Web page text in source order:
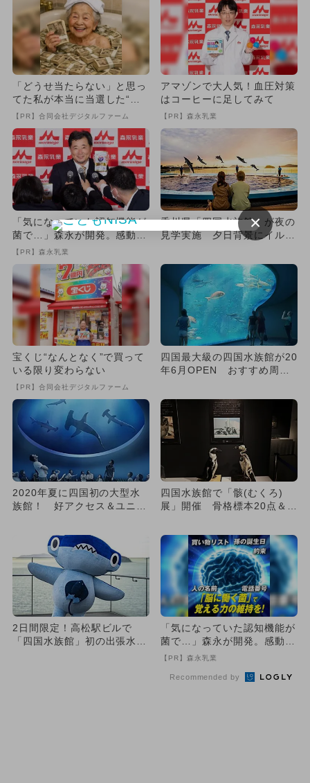
「どうせ当たらない」と思っ
てた私が本当に当選した“買
い方”がこれ
【PR】合同会社デジタルファーム
アマゾンで大人気！血圧対策
はコーヒーに足してみて
【PR】森永乳業
「気になっていた認知機能が
菌で…」森永が開発。感動の
70代続出
【PR】森永乳業
香川県「四国水族館」が夜の
見学実施 夕日背景にイルカ
宝くじ“なんとなく”で買って
いる限り変わらない
【PR】合同会社デジタルファーム
四国最大級の四国水族館が20
年6月OPEN おすすめ周辺
2020年夏に四国初の大型水
族館！ 好アクセス＆ユニー
四国水族館で「骸(むくろ)
展」開催 骨格標本20点＆自
2日間限定！高松駅ビルで
「四国水族館」初の出張水族
「気になっていた認知機能が
菌で…」森永が開発。感動の
70代続出
【PR】森永乳業
Recommended by
×